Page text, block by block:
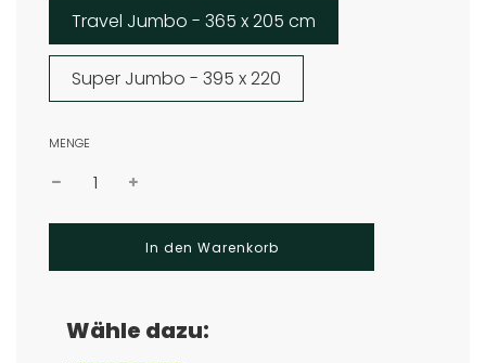
Travel Jumbo - 365 x 205 cm
Super Jumbo - 395 x 220
MENGE
W
e
In den Warenkorb
Wähle dazu: